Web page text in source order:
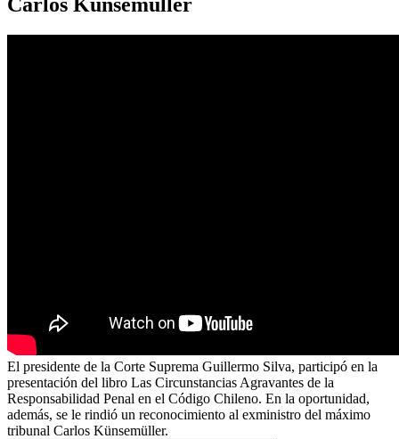
El presidente de la Corte Suprema Guillermo Silva, participó en la
presentación del libro Las Circunstancias Agravantes de la
Responsabilidad Penal en el Código Chileno. En la oportunidad,
además, se le rindió un reconocimiento al exministro del máximo
tribunal Carlos Künsemüller.